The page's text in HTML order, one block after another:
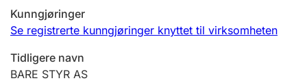
Ektepaktveileder
Kunngjøringer
Se registrerte kunngjøringer knyttet til virksomheten
Tidligere navn
BARE STYR AS